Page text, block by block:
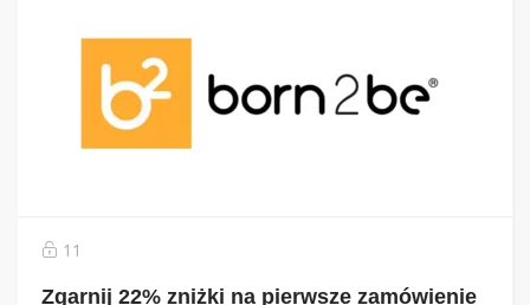
11
Zgarnij 22% zniżki na pierwsze zamówienie